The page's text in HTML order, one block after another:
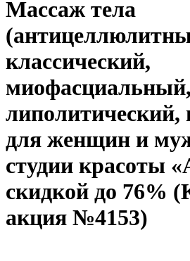
Массаж тела
классический,
миофасциальный,
липолитический,
для женщин и
студии красоты
скидкой до 76%
акция №4153)